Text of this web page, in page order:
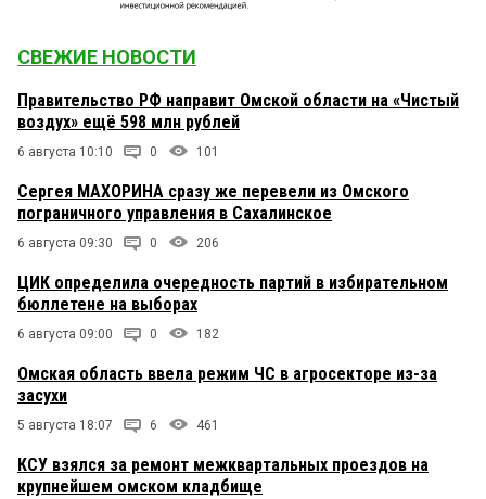
СВЕЖИЕ НОВОСТИ
Правительство РФ направит Омской области на «Чистый
воздух» ещё 598 млн рублей
6 августа 10:10 0 101
Сергея МАХОРИНА сразу же перевели из Омского
пограничного управления в Сахалинское
6 августа 09:30 0 206
ЦИК определила очередность партий в избирательном
бюллетене на выборах
6 августа 09:00 0 182
Омская область ввела режим ЧС в агросекторе из-за
засухи
5 августа 18:07 6 461
КСУ взялся за ремонт межквартальных проездов на
крупнейшем омском кладбище